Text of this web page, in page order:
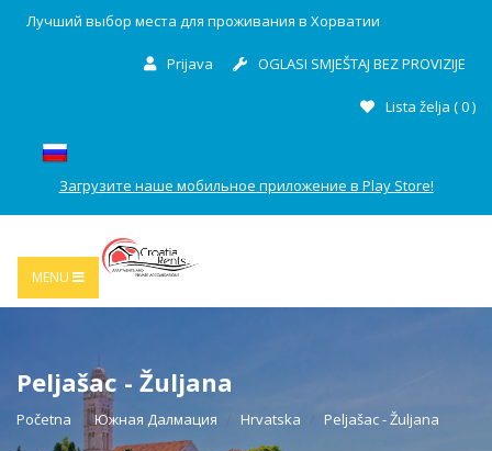
Лучший выбор места для проживания в Хорватии
Prijava OGLASI SMJEŠTAJ BEZ PROVIZIJE
Lista želja (0)
Загрузите наше мобильное приложение в Play Store!
MENU
Peljašac - Žuljana
Početna Южная Далмация Hrvatska Peljašac - Žuljana